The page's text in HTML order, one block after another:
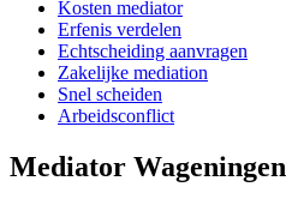
Kosten mediator
Erfenis verdelen
Echtscheiding aanvragen
Zakelijke mediation
Snel scheiden
Arbeidsconflict
Mediator Wageningen